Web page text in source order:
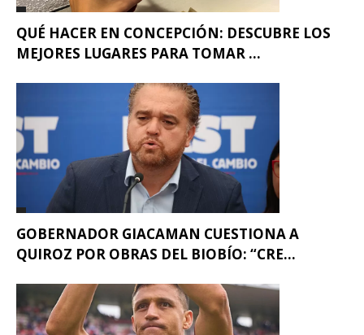
QUÉ HACER EN CONCEPCIÓN: DESCUBRE LOS
MEJORES LUGARES PARA TOMAR ...
GOBERNADOR GIACAMAN CUESTIONA A
QUIROZ POR OBRAS DEL BIOBÍO: “CRE...